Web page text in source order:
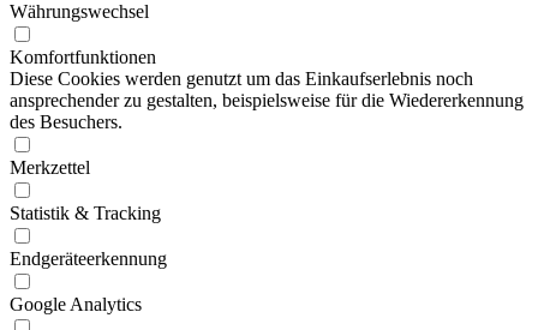
Währungswechsel
Komfortfunktionen
Diese Cookies werden genutzt um das Einkaufserlebnis noch
ansprechender zu gestalten, beispielsweise für die Wiedererkennung
des Besuchers.
Merkzettel
Statistik & Tracking
Endgeräteerkennung
Google Analytics